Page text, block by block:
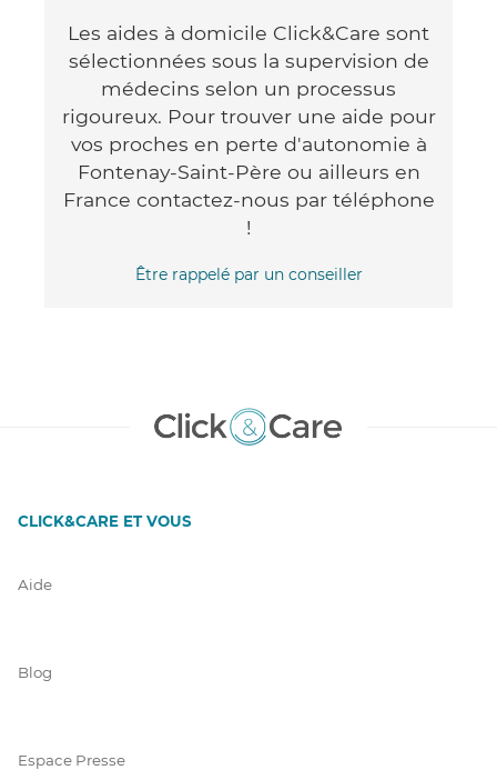
Les aides à domicile Click&Care sont
sélectionnées sous la supervision de
médecins selon un processus
rigoureux. Pour trouver une aide pour
vos proches en perte d'autonomie à
Fontenay-Saint-Père ou ailleurs en
France contactez-nous par téléphone
!
Être rappelé par un conseiller
CLICK&CARE ET VOUS
Aide
Blog
Espace Presse